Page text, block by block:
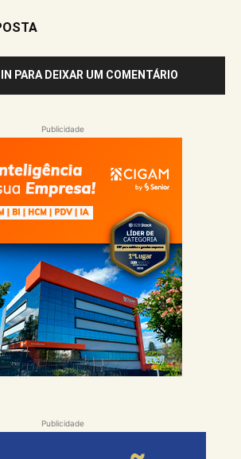
PARA DEIXAR UM COMENTÁRIO
Publicidade
Publicidade